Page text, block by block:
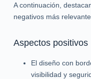
A continuación,
negativos más
Aspectos positivos
El diseño con
visibilidad y